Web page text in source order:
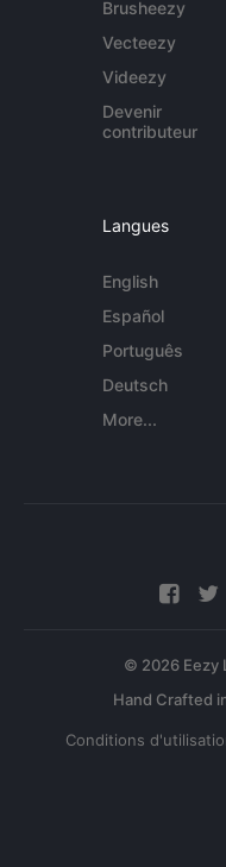
Brusheezy
Vecteezy
Videezy
Devenir
contributeur
Langues
English
Español
Português
Deutsch
More...
© 2026 Eezy
Conditions